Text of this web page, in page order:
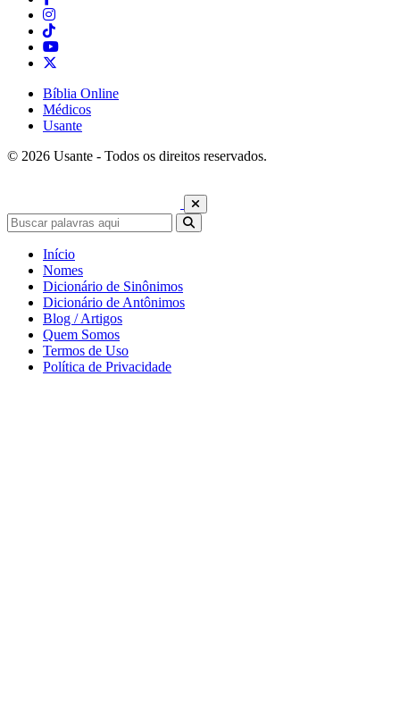
Bíblia Online
Médicos
Usante
© 2026 Usante - Todos os direitos reservados.
Início
Nomes
Dicionário de Sinônimos
Dicionário de Antônimos
Blog / Artigos
Quem Somos
Termos de Uso
Política de Privacidade